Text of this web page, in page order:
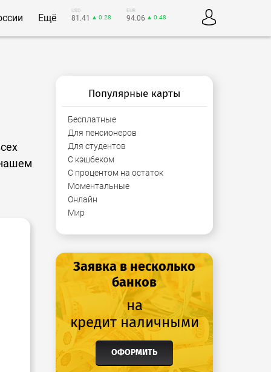
Ещё
USD
81.41 ▲ 0.28
EUR
94.06 ▲ 0.48
Популярные карты
Бесплатные
Для пенсионеров
Для студентов
С кэшбеком
С процентом на остаток
Моментальные
Онлайн
Мир
Заявка в несколько
банков
на
кредит наличными
ОФОРМИТЬ